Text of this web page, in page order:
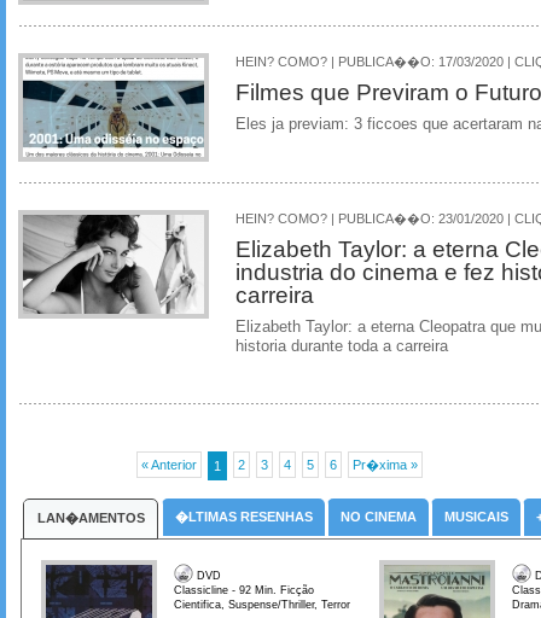
HEIN? COMO? | PUBLICA��O: 17/03/2020 |
Filmes que Previram o Futuro
Eles ja previam: 3 ficcoes que acertaram
HEIN? COMO? | PUBLICA��O: 23/01/2020 |
Elizabeth Taylor: a eterna
industria do cinema e fez
carreira
Elizabeth Taylor: a eterna Cleopatra que
historia durante toda a carreira
« Anterior 1 2 3 4 5 6 Pr�xima »
LAN�AMENTOS �LTIMAS RESENHAS NO CINEMA MUSICAIS
DVD
Classicline - 92 Min. Ficção
Cientifica, Suspense/Thriller, Terror